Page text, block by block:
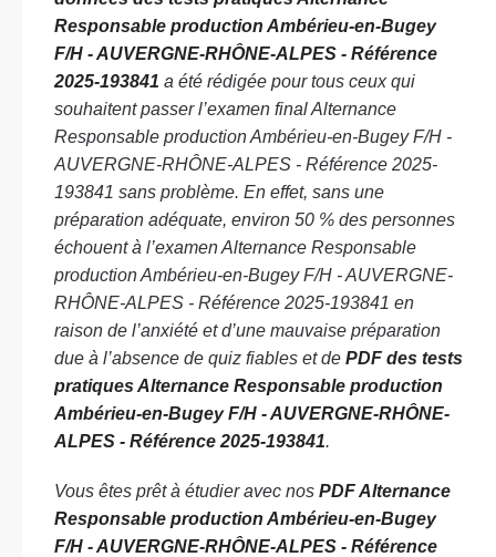
Responsable production Ambérieu-en-Bugey
F/H - AUVERGNE-RHÔNE-ALPES - Référence
2025-193841 a été rédigée pour tous ceux qui
souhaitent passer l’examen final Alternance
Responsable production Ambérieu-en-Bugey F/H -
AUVERGNE-RHÔNE-ALPES - Référence 2025-
193841 sans problème. En effet, sans une
préparation adéquate, environ 50 % des personnes
échouent à l’examen Alternance Responsable
production Ambérieu-en-Bugey F/H - AUVERGNE-
RHÔNE-ALPES - Référence 2025-193841 en
raison de l’anxiété et d’une mauvaise préparation
due à l’absence de quiz fiables et de PDF des tests
pratiques Alternance Responsable production
Ambérieu-en-Bugey F/H - AUVERGNE-RHÔNE-
ALPES - Référence 2025-193841.
Vous êtes prêt à étudier avec nos PDF Alternance
Responsable production Ambérieu-en-Bugey
F/H - AUVERGNE-RHÔNE-ALPES - Référence